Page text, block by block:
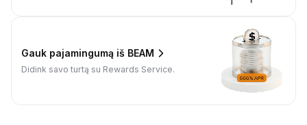
Gauk pajamingumą iš BEAM
Didink savo turtą su Rewards Service.